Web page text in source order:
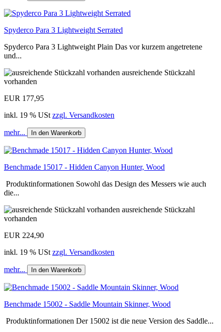
Spyderco Para 3 Lightweight Serrated
Spyderco Para 3 Lightweight Plain Das vor kurzem angetretene
und...
ausreichende Stückzahl
vorhanden
EUR 177,95
inkl. 19 % USt zzgl. Versandkosten
mehr... In den Warenkorb
Benchmade 15017 - Hidden Canyon Hunter, Wood
Produktinformationen Sowohl das Design des Messers wie auch
die...
ausreichende Stückzahl
vorhanden
EUR 224,90
inkl. 19 % USt zzgl. Versandkosten
mehr... In den Warenkorb
Benchmade 15002 - Saddle Mountain Skinner, Wood
Produktinformationen Der 15002 ist die neue Version des Saddle...